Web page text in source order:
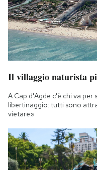
Il villaggio naturista
A Cap d'Agde c'è chi va per
libertinaggio: tutti sono
vietare»